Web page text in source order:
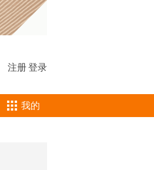
注册登录
我的